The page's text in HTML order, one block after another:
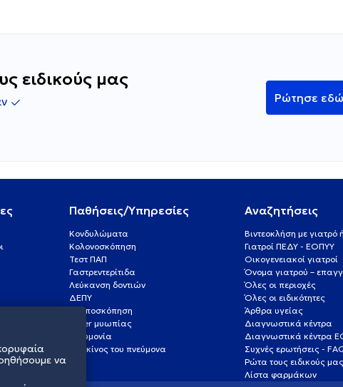
ειδικούς μας
Ρώτησε εδώ
Παθήσεις/Υπηρεσίες
Κονδυλώματα
Κολονοσκόπηση
Τεστ ΠΑΠ
Γαστρεντερίτιδα
Λεύκανση δοντιών
ΔΕΠΥ
Κολποσκόπηση
Laser μυωπίας
Πνευμονία
Καρκίνος του πνεύμονα
Αναζητήσεις
Βιντεοκλήση με
Γιατροί ΠΕΔΥ - ΕΟΠΥΥ
Οικογενειακοί γιατροί
Όνομα γιατρού –
Όλες οι περιοχές
Όλες οι ειδικότητες
Άρθρα υγείας
Διαγνωστικά κέντρα
Διαγνωστικά κέντρα
Συχνές ερωτήσεις -
Ρώτα τους ειδικούς μας
Λίστα φαρμάκων
να